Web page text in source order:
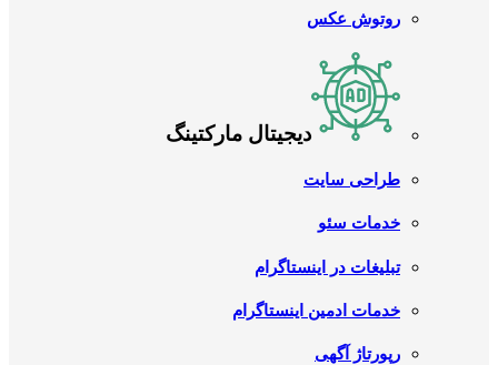
روتوش عکس
دیجیتال مارکتینگ
طراحی سایت
خدمات سئو
تبلیغات در اینستاگرام
خدمات ادمین اینستاگرام
رپورتاژ آگهی